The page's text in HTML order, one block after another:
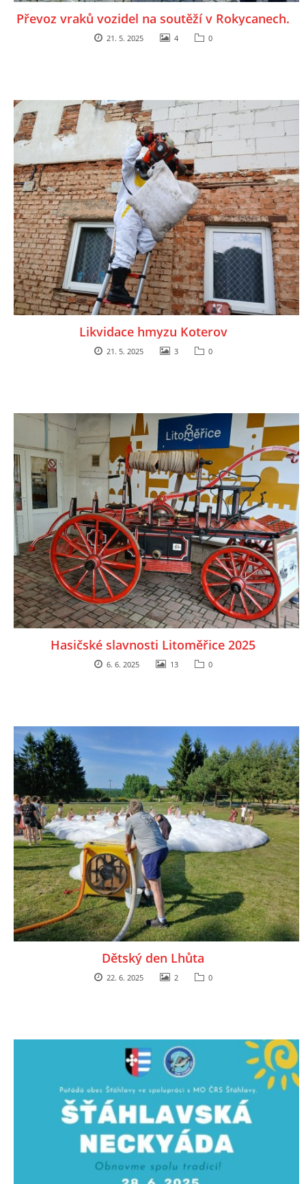
Převoz vraků vozidel na soutěží v Rokycanech.
21. 5. 2025 4 0
Likvidace hmyzu Koterov
21. 5. 2025 3 0
Hasičské slavnosti Litoměřice 2025
6. 6. 2025 13 0
Dětský den Lhůta
22. 6. 2025 2 0